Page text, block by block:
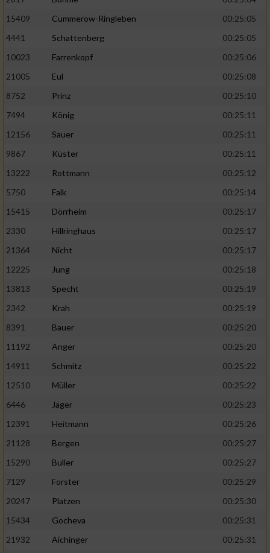
15409
Cummerow-Ringleben
00:25:05
4441
Schattenberg
00:25:05
10023
Farrenkopf
00:25:06
21005
Eul
00:25:08
8752
Prinz
00:25:10
7494
König
00:25:11
12156
Sauer
00:25:11
9867
Küster
00:25:11
13222
Rottmann
00:25:12
5750
Falk
00:25:14
15415
Dörrheim
00:25:17
2330
Hillringhaus
00:25:17
21364
Nicht
00:25:17
12225
Jung
00:25:18
13813
Specht
00:25:19
2342
Krah
00:25:19
8391
Bauer
00:25:20
11192
Anger
00:25:20
14911
Schmitz
00:25:22
12510
Müller
00:25:22
6446
Jäger
00:25:23
12391
Heitmann
00:25:26
21128
Bergen
00:25:27
15290
Buller
00:25:27
7129
Forster
00:25:29
20247
Platzen
00:25:30
15434
Gocheva
00:25:31
21932
Aichinger
00:25:31